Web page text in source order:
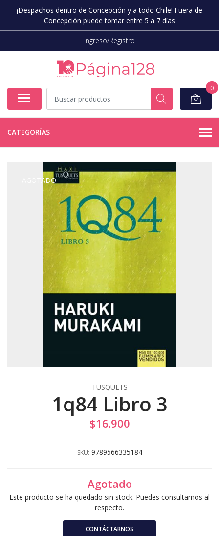
¡Despachos dentro de Concepción y a todo Chile! Fuera de
Concepción puede tomar entre 5 a 7 días
Ingreso/Registro
0
CATEGORÍAS
AGOTADO
TUSQUETS
1q84 Libro 3
$16.900
SKU: 9789566335184
Agotado
Este producto se ha quedado sin stock. Puedes consultarnos al
respecto.
CONTÁCTARNOS